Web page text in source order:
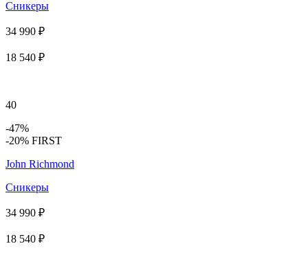
Сникеры
34 990 ₽
18 540 ₽
40
-47%
-20% FIRST
John Richmond
Сникеры
34 990 ₽
18 540 ₽